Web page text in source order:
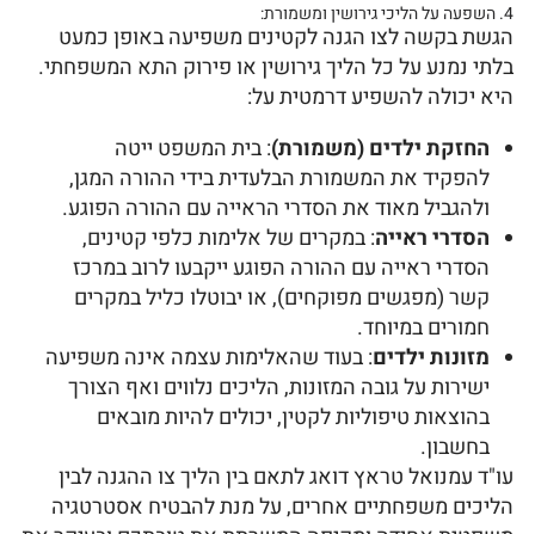
4. השפעה על הליכי גירושין ומשמורת:
הגשת בקשה לצו הגנה לקטינים משפיעה באופן כמעט
בלתי נמנע על כל הליך גירושין או פירוק התא המשפחתי.
היא יכולה להשפיע דרמטית על:
החזקת ילדים (משמורת): בית המשפט ייטה
להפקיד את המשמורת הבלעדית בידי ההורה המגן,
ולהגביל מאוד את הסדרי הראייה עם ההורה הפוגע.
הסדרי ראייה: במקרים של אלימות כלפי קטינים,
הסדרי ראייה עם ההורה הפוגע ייקבעו לרוב במרכז
קשר (מפגשים מפוקחים), או יבוטלו כליל במקרים
חמורים במיוחד.
מזונות ילדים: בעוד שהאלימות עצמה אינה משפיעה
ישירות על גובה המזונות, הליכים נלווים ואף הצורך
בהוצאות טיפוליות לקטין, יכולים להיות מובאים
בחשבון.
עו"ד עמנואל טראץ דואג לתאם בין הליך צו ההגנה לבין
הליכים משפחתיים אחרים, על מנת להבטיח אסטרטגיה